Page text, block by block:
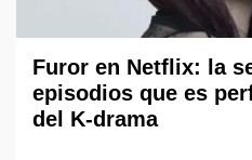
Furor en Netflix: la
episodios que es
del K-drama